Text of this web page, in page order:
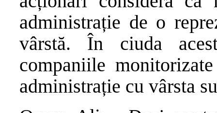
administrație de o
vârstă. În ciuda
companiile
administrație cu vârsta